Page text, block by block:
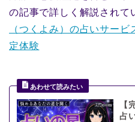
の記事で詳しく解説されて
（つくよみ）の占いサー
定体験
【
占